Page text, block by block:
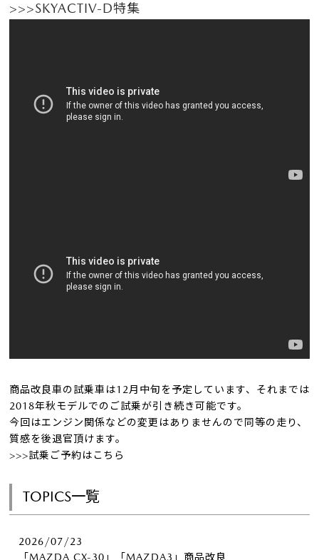
>>>SKYACTIV-D特集
商品改良車の試乗車は12月中旬を予定しています、それまでは
2018年秋モデルでのご試乗が引き続き可能です。
今回はエンジン関係などの変更はありませんので同等の走り、
質感を後退官頂けます。
>>>試乗ご予約はこちら
TOPICS一覧
2026/07/23
「MAZDA CX-30」「MAZDA3」商品改良